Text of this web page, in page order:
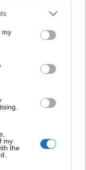
my
my
the
δοκιμάζει
στην